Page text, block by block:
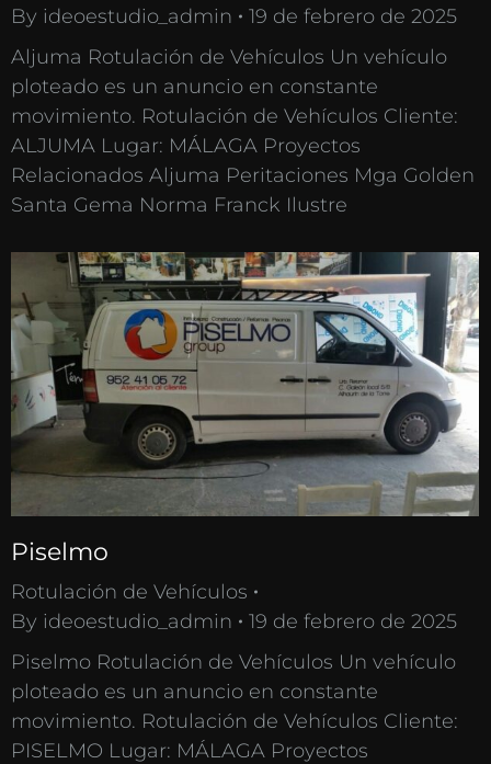
By ideoestudio_admin
19 de febrero de 2025
Aljuma Rotulación de Vehículos Un vehículo
ploteado es un anuncio en constante
movimiento. Rotulación de Vehículos Cliente:
ALJUMA Lugar: MÁLAGA Proyectos
Relacionados Aljuma Peritaciones Mga Golden
Santa Gema Norma Franck Ilustre
Piselmo
Rotulación de Vehículos
By ideoestudio_admin
19 de febrero de 2025
Piselmo Rotulación de Vehículos Un vehículo
ploteado es un anuncio en constante
movimiento. Rotulación de Vehículos Cliente:
PISELMO Lugar: MÁLAGA Proyectos